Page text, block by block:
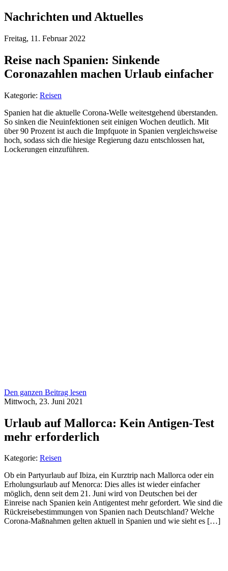
Nachrichten und Aktuelles
Freitag, 11. Februar 2022
Reise nach Spanien: Sinkende
Coronazahlen machen Urlaub einfacher
Kategorie: Reisen
Spanien hat die aktuelle Corona-Welle weitestgehend überstanden.
So sinken die Neuinfektionen seit einigen Wochen deutlich. Mit
über 90 Prozent ist auch die Impfquote in Spanien vergleichsweise
hoch, sodass sich die hiesige Regierung dazu entschlossen hat,
Lockerungen einzuführen.
Den ganzen Beitrag lesen
Mittwoch, 23. Juni 2021
Urlaub auf Mallorca: Kein Antigen-Test
mehr erforderlich
Kategorie: Reisen
Ob ein Partyurlaub auf Ibiza, ein Kurztrip nach Mallorca oder ein
Erholungsurlaub auf Menorca: Dies alles ist wieder einfacher
möglich, denn seit dem 21. Juni wird von Deutschen bei der
Einreise nach Spanien kein Antigentest mehr gefordert. Wie sind die
Rückreisebestimmungen von Spanien nach Deutschland? Welche
Corona-Maßnahmen gelten aktuell in Spanien und wie sieht es […]